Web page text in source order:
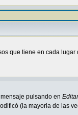
que tiene en cada
pulsando en Editar
(la mayoria de las